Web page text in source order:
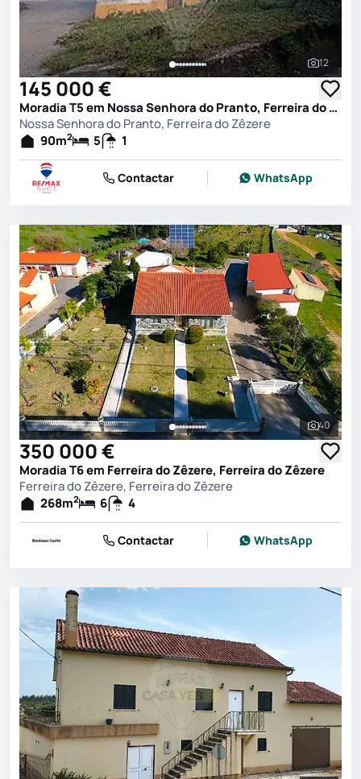
Ver
12
145 000 €
Moradia T5 em Nossa Senhora do Pranto, Ferreira do Zêzere
Nossa Senhora do Pranto, Ferreira do Zêzere
90m2 5 1
Contactar WhatsApp
Ver
40
350 000 €
Moradia T6 em Ferreira do Zêzere, Ferreira do Zêzere
Ferreira do Zêzere, Ferreira do Zêzere
268m2 6 4
Contactar WhatsApp